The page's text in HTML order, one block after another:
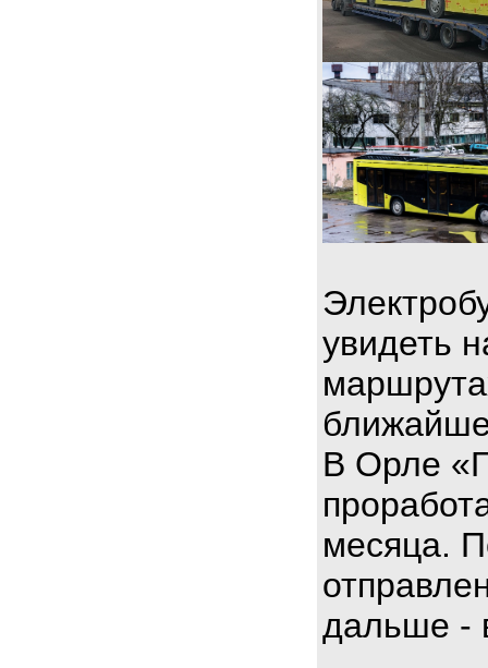
увидеть
В Орле
месяца.
дальше -